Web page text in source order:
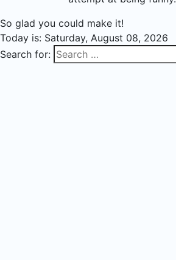
So glad you could make it!
Today is: Saturday, August 08, 2026
Search for: